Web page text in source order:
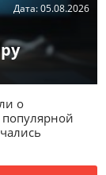
Дата:05.08.2026
о
популярной